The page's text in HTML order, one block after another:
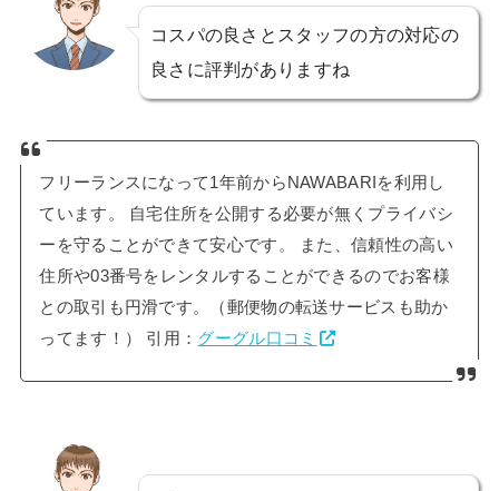
コスパの良さとスタッフの方の対応の
良さに評判がありますね
フリーランスになって1年前からNAWABARIを利用し
ています。 自宅住所を公開する必要が無くプライバシ
ーを守ることができて安心です。 また、信頼性の高い
住所や03番号をレンタルすることができるのでお客様
との取引も円滑です。（郵便物の転送サービスも助か
ってます！） 引用： グーグル口コミ